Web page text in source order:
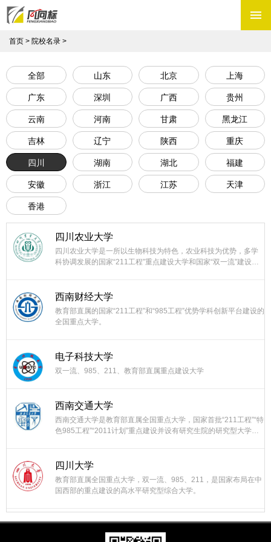
新闻资讯
院校名录
特色介绍
志愿填报
产品服务
联系我们
杨老师
首页 > 院校名录 >
全部 山东 北京 上海
广东 深圳 广西 贵州
云南 河南 甘肃 黑龙江
吉林 辽宁 陕西 重庆
四川 湖南 湖北 福建
安徽 浙江 江苏 天津
香港
四川农业大学
四川农业大学是一所以生物科技为特色，农业科技为优势，多学
科协调发展的国家“211工程”重点建设大学和国家“双一流”建设高
西南财经大学
教育部直属的国家“211工程”和“985工程”优势学科创新平台建设的
全国重点大学。
电子科技大学
双一流、985、211、教育部直属重点建设大学
西南交通大学
西南交通大学是教育部直属全国重点大学，国家首批“211工程”“特
色985工程”“2011计划”重点建设并设有研究生院的研究型大学，
四川大学
教育部直属全国重点大学，双一流、985、211，是国家布局在中
国西部的重点建设的高水平研究型综合大学。